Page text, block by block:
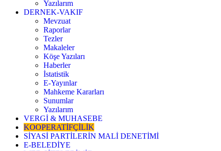
Yazılarım
DERNEK-VAKIF
Mevzuat
Raporlar
Tezler
Makaleler
Köşe Yazıları
Haberler
İstatistik
E-Yayınlar
Mahkeme Kararları
Sunumlar
Yazılarım
VERGİ & MUHASEBE
KOOPERATİFÇİLİK
SİYASİ PARTİLERİN MALİ DENETİMİ
E-BELEDİYE